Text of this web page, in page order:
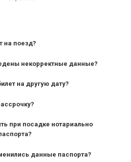
на поезд?
некорректные данные?
на другую дату?
при посадке нотариально
данные паспорта?